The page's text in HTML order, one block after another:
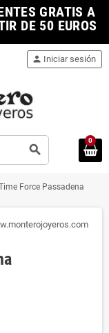
GRATIS A
DE 50 EUROS
search
person Iniciar sesión
0
Force Passadena